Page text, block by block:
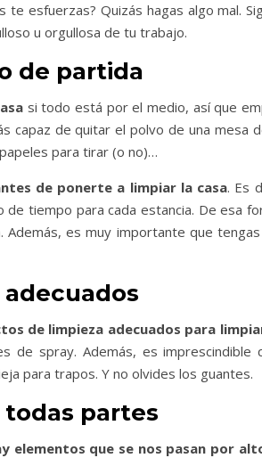
esfuerzas? Quizás hagas algo mal.
u orgullosa de tu trabajo.
de partida
si todo está por el medio, así que
de quitar el polvo de una mesa
para tirar (o no)…
de ponerte a limpiar la casa. Es
tiempo para cada estancia. De esa
es muy importante que
de limpieza adecuados para
de spray. Además, es imprescindible
para trapos. Y no olvides los guantes.
partes
elementos que se nos pasan por